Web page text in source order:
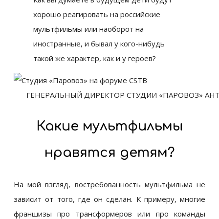
хорошо реагировать на российские
мультфильмы или наоборот на
иностранные, и бывал у кого-нибудь
такой же характер, как и у героев?
ГЕНЕРАЛЬНЫЙ ДИРЕКТОР СТУДИИ «ПАРОВОЗ»
Какие мультфильмы
нравятся детям?
На мой взгляд, востребованность мультфильма не
зависит от того, где он сделан. К примеру, многие
франшизы про трансформеров или про команды